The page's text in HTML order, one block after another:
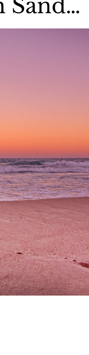
Sand…